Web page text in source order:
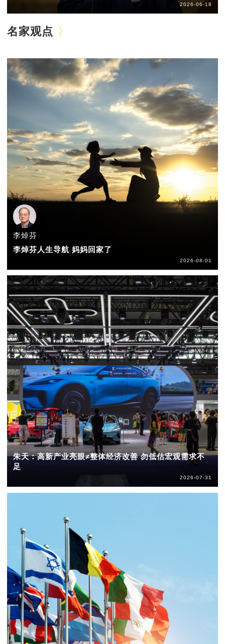
2026-06-18
名家观点
李焯芬
李焯芬人生导航 妈妈回家了
2026-08-01
朱天：高新产业亮眼≠整体经济改善 勿低估宏观需求不
足
2026-07-31